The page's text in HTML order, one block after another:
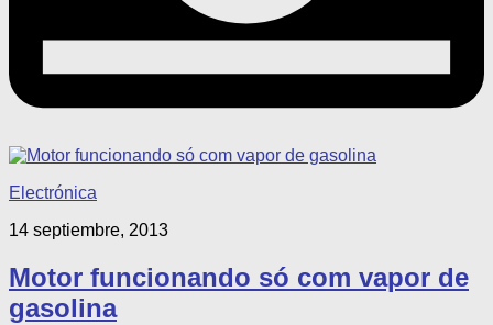
Electrónica
14 septiembre, 2013
Motor funcionando só com vapor de
gasolina